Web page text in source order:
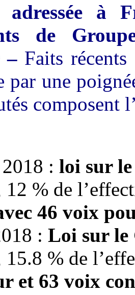
adressée à
de
– Faits récents
par une
composent
: loi sur le
12 % de
46 voix
: Loi sur le
15.8 % de
et 63 voix